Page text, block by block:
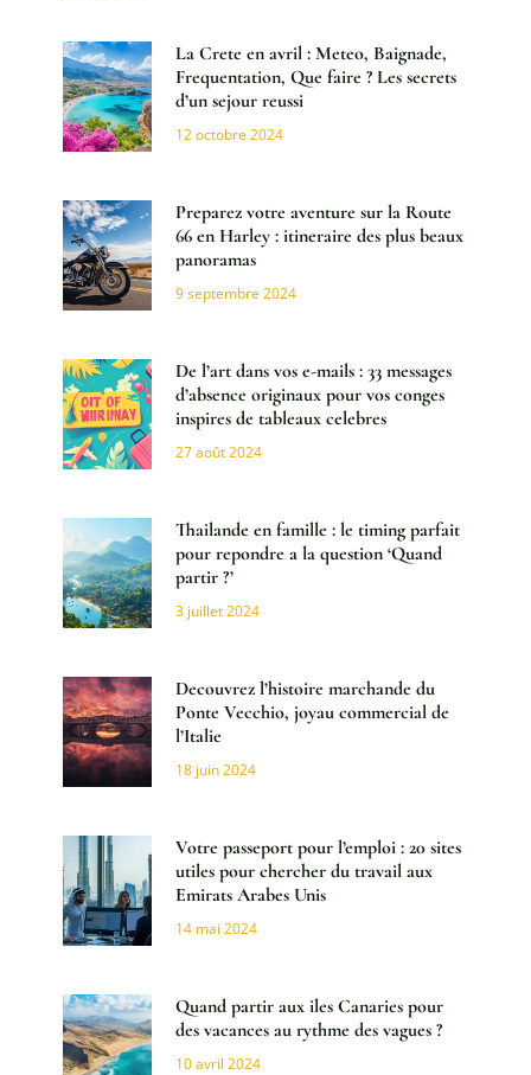
La Crete en avril : Meteo, Baignade,
Frequentation, Que faire ? Les secrets
d’un sejour reussi
12 octobre 2024
Preparez votre aventure sur la Route
66 en Harley : itineraire des plus beaux
panoramas
9 septembre 2024
De l’art dans vos e-mails : 33 messages
d’absence originaux pour vos conges
inspires de tableaux celebres
27 août 2024
Thailande en famille : le timing parfait
pour repondre a la question ‘Quand
partir ?’
3 juillet 2024
Decouvrez l’histoire marchande du
Ponte Vecchio, joyau commercial de
l’Italie
18 juin 2024
Votre passeport pour l’emploi : 20 sites
utiles pour chercher du travail aux
Emirats Arabes Unis
14 mai 2024
Quand partir aux iles Canaries pour
des vacances au rythme des vagues ?
10 avril 2024